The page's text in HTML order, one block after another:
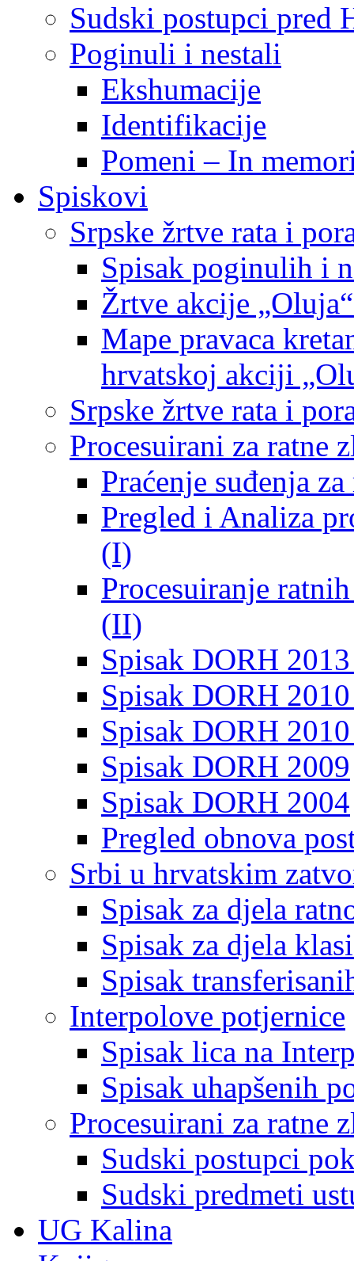
Sudski postupci pred
Poginuli i nestali
Ekshumacije
Identifikacije
Pomeni – In
Spiskovi
Srpske žrtve rata i
Spisak poginulih i
Žrtve akcije
Mape pravaca
hrvatskoj akciji
Srpske žrtve rata i
Procesuirani za ratne
Praćenje suđenja
Pregled i Analiza
(I)
Procesuiranje
(II)
Spisak DORH
Spisak DORH
Spisak DORH
Spisak DORH 2009
Spisak DORH 2004
Pregled obnova
Srbi u hrvatskim
Spisak za djela
Spisak za djela
Spisak
Interpolove potjernice
Spisak lica na
Spisak uhapšenih
Procesuirani za ratne
Sudski postupci
Sudski predmeti
UG Kalina